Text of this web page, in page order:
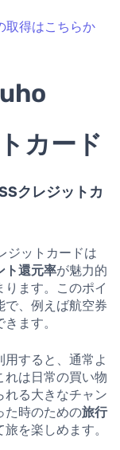
取得はこちらか
カード
クレジットカ
ジットカードは
ト還元率が魅力的
ます。このポイ
で、例えば航空券
ます。
すると、通常よ
れは日常の買い物
れる大きなチャン
た時のための旅行
を楽しめます。